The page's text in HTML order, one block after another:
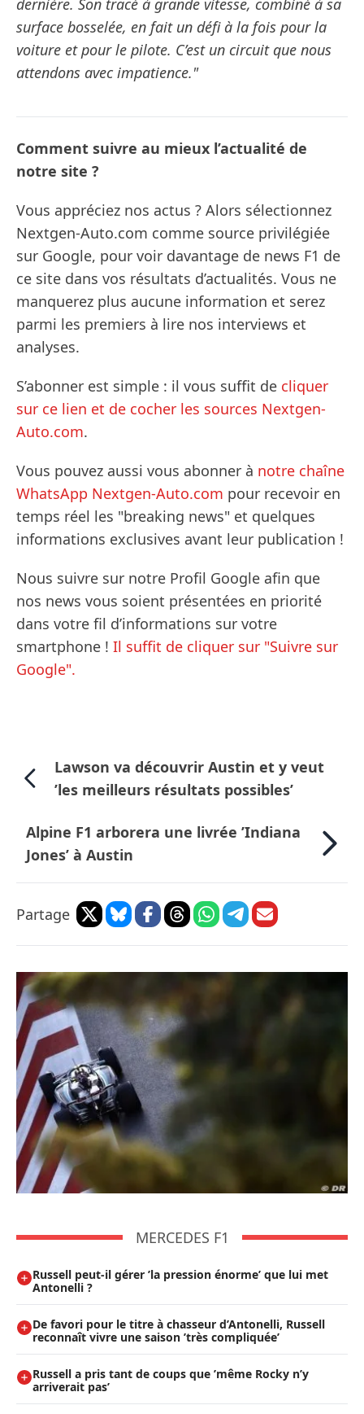
dernière. Son tracé à grande vitesse, combiné à sa
surface bosselée, en fait un défi à la fois pour la
voiture et pour le pilote. C’est un circuit que nous
attendons avec impatience."
Comment suivre au mieux l’actualité de
notre site ?
Vous appréciez nos actus ? Alors sélectionnez
Nextgen-Auto.com comme source privilégiée
sur Google, pour voir davantage de news F1 de
ce site dans vos résultats d’actualités. Vous ne
manquerez plus aucune information et serez
parmi les premiers à lire nos interviews et
analyses.
S’abonner est simple : il vous suffit de cliquer
sur ce lien et de cocher les sources Nextgen-
Auto.com.
Vous pouvez aussi vous abonner à notre chaîne
WhatsApp Nextgen-Auto.com pour recevoir en
temps réel les "breaking news" et quelques
informations exclusives avant leur publication !
Nous suivre sur notre Profil Google afin que
nos news vous soient présentées en priorité
dans votre fil d’informations sur votre
smartphone ! Il suffit de cliquer sur "Suivre sur
Google".
Lawson va découvrir Austin et y veut
’les meilleurs résultats possibles’
Alpine F1 arborera une livrée ’Indiana
Jones’ à Austin
Partage
MERCEDES F1
Russell peut-il gérer ’la pression énorme’ que lui met
Antonelli ?
De favori pour le titre à chasseur d’Antonelli, Russell
reconnaît vivre une saison ’très compliquée’
Russell a pris tant de coups que ’même Rocky n’y
arriverait pas’